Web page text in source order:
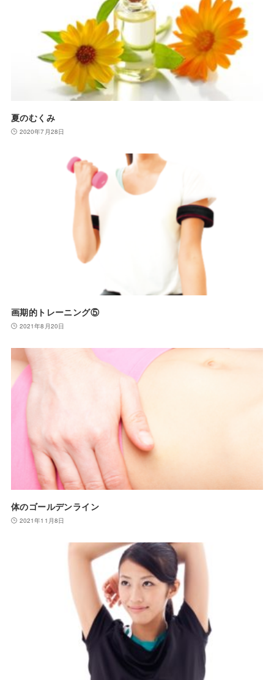
夏のむくみ
2020年7月28日
画期的トレーニング⑤
2021年8月20日
体のゴールデンライン
2021年11月8日